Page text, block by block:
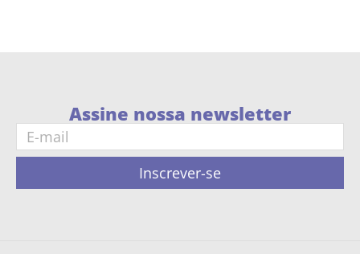
Assine nossa newsletter
Inscrever-se